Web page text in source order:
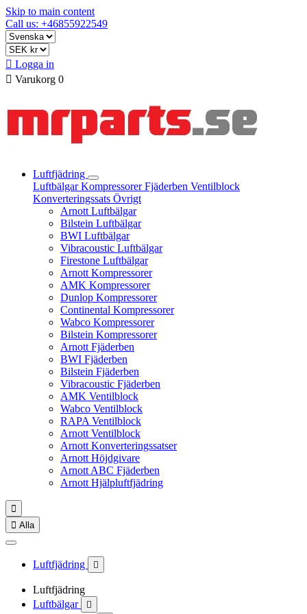
Skip to main content
Call us: +46855922549
 Logga in
 Varukorg 0
Luftfjädring
LuftbälgarKompressorerFjäderben Ventilblock
Konverteringssats Övrigt
Arnott Luftbälgar
Bilstein Luftbälgar
BWI Luftbälgar
Vibracoustic Luftbälgar
Firestone Luftbälgar
Arnott Kompressorer
AMK Kompressorer
Dunlop Kompressorer
Continental Kompressorer
Wabco Kompressorer
Bilstein Kompressorer
Arnott Fjäderben
BWI Fjäderben
Bilstein Fjäderben
Vibracoustic Fjäderben
AMK Ventilblock
Wabco Ventilblock
RAPA Ventilblock
Arnott Ventilblock
Arnott Konverteringssatser
Arnott Höjdgivare
Arnott ABC Fjäderben
Arnott Hjälpluftfjädring

 Alla
Luftfjädring 
Luftfjädring
Luftbälgar
